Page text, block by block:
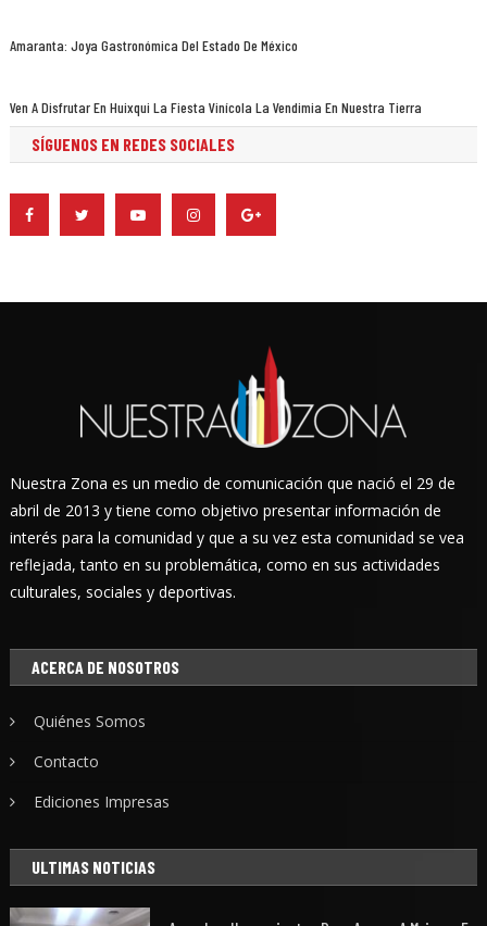
Amaranta: Joya Gastronómica Del Estado De México
Ven A Disfrutar En Huixqui La Fiesta Vinícola La Vendimia En Nuestra Tierra
SÍGUENOS EN REDES SOCIALES
Nuestra Zona es un medio de comunicación que nació el 29 de
abril de 2013 y tiene como objetivo presentar información de
interés para la comunidad y que a su vez esta comunidad se vea
reflejada, tanto en su problemática, como en sus actividades
culturales, sociales y deportivas.
ACERCA DE NOSOTROS
Quiénes Somos
Contacto
Ediciones Impresas
ULTIMAS NOTICIAS